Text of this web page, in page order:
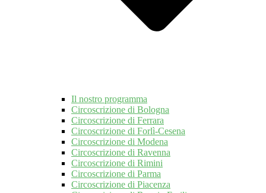
Il nostro programma
Circoscrizione di Bologna
Circoscrizione di Ferrara
Circoscrizione di Forlì-Cesena
Circoscrizione di Modena
Circoscrizione di Ravenna
Circoscrizione di Rimini
Circoscrizione di Parma
Circoscrizione di Piacenza